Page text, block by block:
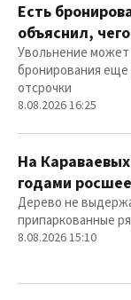
Есть
объяснил,
Увольнение
бронирования
отсрочки
8.08.2026 16:25
На
годами
Дерево не
припаркованные
8.08.2026 15:10